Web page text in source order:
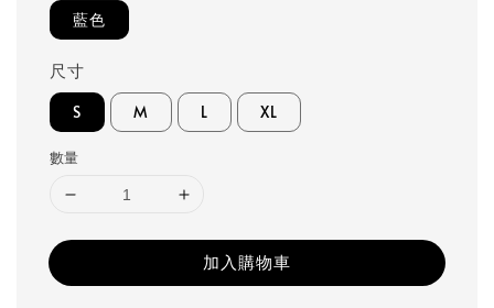
藍色
尺寸
S M L XL
數量
加入購物車